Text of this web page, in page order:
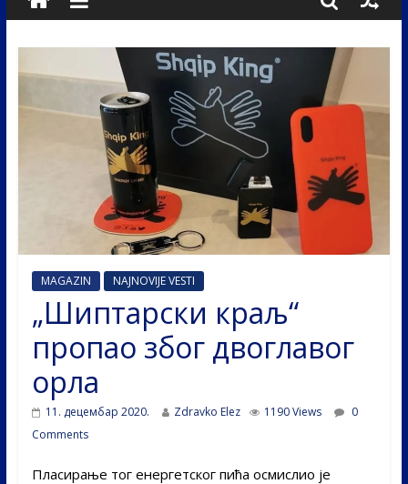
MAGAZIN NAJNOVIJE VESTI
„Шиптарски краљ“
пропао због двоглавог
орла
11. децембар 2020. Zdravko Elez 1190 Views
0
Comments
Пласирање тог енергетског пића осмислио је